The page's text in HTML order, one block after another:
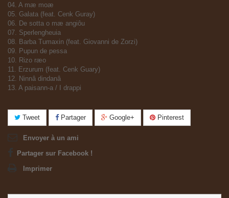
04. A mæ moæ
05. Galata (feat. Cenk Guray)
06. De sotta o mæ angiôu
07. Sperlengheuia
08. Barba Tumaxin (feat. Giovanni de Zorzi)
09. Pupun de pessa
10. Rizo ræo
11. Erzurum (feat. Cenk Guary)
12. Ninnâ dindanâ
13. A paisann-a / I drappi
Tweet Partager Google+ Pinterest
Envoyer à un ami
Partager sur Facebook !
Imprimer